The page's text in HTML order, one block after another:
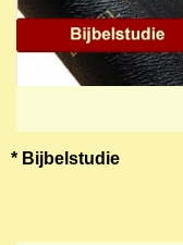
* Bijbelstudie